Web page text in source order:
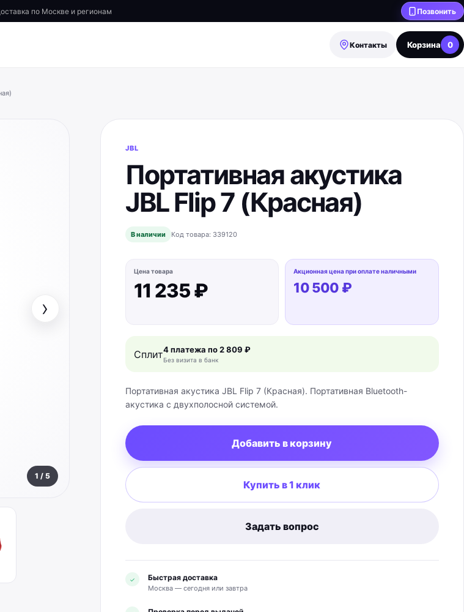
по Москве и регионам Позвонить
Контакты Корзина 0
›
1 / 5
JBL
Портативная акустика
JBL Flip 7 (Красная)
В наличии Код товара: 339120
Цена товара
11 235 ₽
Акционная цена при оплате наличными
10 500 ₽
Сплит4 платежа по2 809 ₽
Без визита в банк
Портативная акустика JBL Flip 7 (Красная). Портативная Bluetooth-
акустика с двухполосной системой.
Добавить в корзину
Купить в 1 клик
Задать вопрос
✓ Быстрая доставка
Москва — сегодня или завтра